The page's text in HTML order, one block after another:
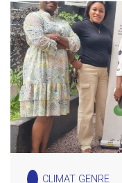
CLIMAT GENRE